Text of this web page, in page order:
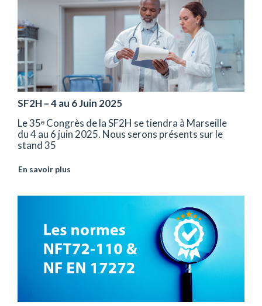
SF2H – 4 au 6 Juin 2025
Le 35ᵉ Congrès de la SF2H se tiendra à Marseille
du 4 au 6 juin 2025. Nous serons présents sur le
stand 35
En savoir plus